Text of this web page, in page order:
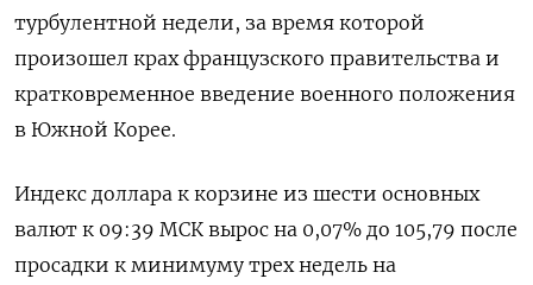
турбулентной недели, за время которой
произошел крах французского правительства и
кратковременное введение военного положения
в Южной Корее.
Индекс доллара к корзине из шести основных
валют к 09:39 МСК вырос на 0,07% до 105,79​ после
просадки к минимуму трех недель на